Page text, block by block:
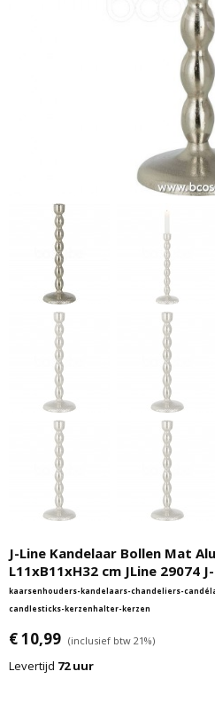
J-Line Kandelaar Bollen Mat
L11xB11xH32 cm JLine 29074
kaarsenhouders-kandelaars-chandeliers-
candlesticks-kerzenhalter-kerzen
€ 10,99 (inclusief btw 21%)
Levertijd 72 uur